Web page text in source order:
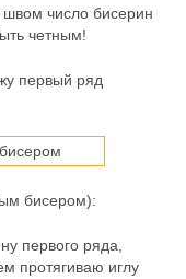
число бисерин
четным!
первый ряд
бисером):
первого ряда,
протягиваю иглу